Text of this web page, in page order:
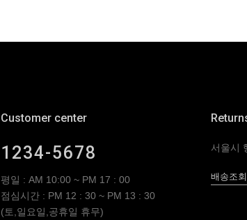
Customer center
1234-5678
평일 : AM 10:00 ~ PM 17 : 00
점심시간 : PM 12 : 30 ~ PM 13 : 30
(토,일요일,공휴일 휴무)
서울시
배송조회